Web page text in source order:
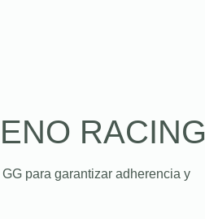
RACING
para garantizar adherencia y